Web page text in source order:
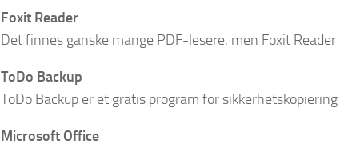
Foxit Reader
Det finnes ganske mange PDF-lesere, men Foxit
ToDo Backup
ToDo Backup er et gratis program for
Microsoft Office